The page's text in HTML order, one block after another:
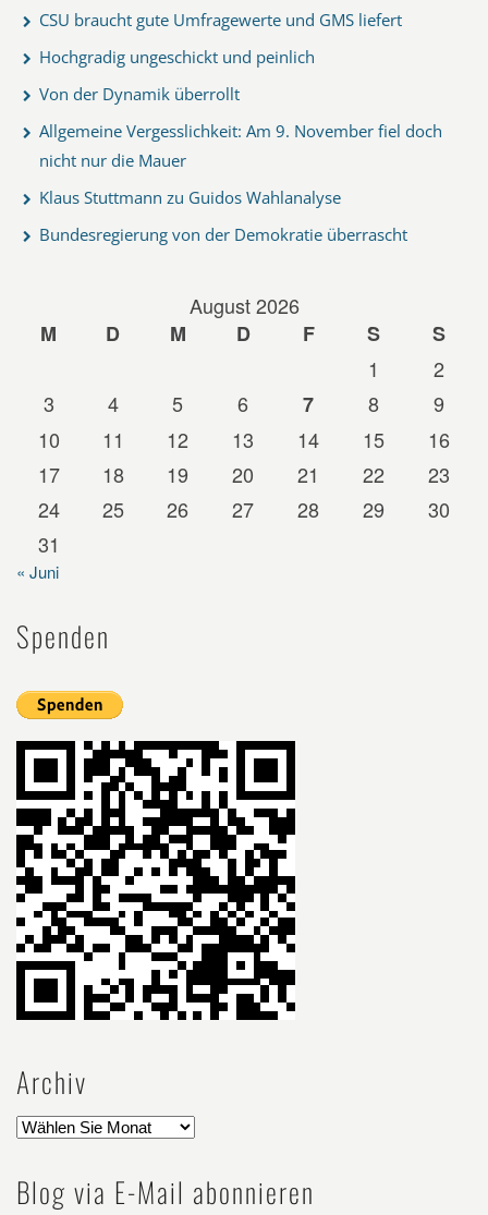
CSU braucht gute Umfragewerte und GMS liefert
Hochgradig ungeschickt und peinlich
Von der Dynamik überrollt
Allgemeine Vergesslichkeit: Am 9. November fiel doch
nicht nur die Mauer
Klaus Stuttmann zu Guidos Wahlanalyse
Bundesregierung von der Demokratie überrascht
August 2026
M
D M D F S
S
1
2
3
4 5 6 7 8
9
10
11 12 13 14 15
16
17
18 19 20 21 22
23
24
25 26 27 28 29
30
31
« Juni
Spenden
Archiv
Blog via E-Mail abonnieren